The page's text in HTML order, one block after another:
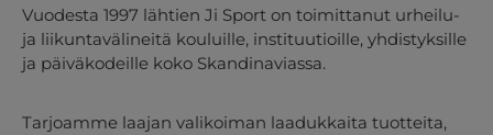
Vuodesta 1997 lähtien Ji Sport on toimittanut urheilu-
ja liikuntavälineitä kouluille, instituutioille, yhdistyksille
ja päiväkodeille koko Skandinaviassa.
Tarjoamme laajan valikoiman laadukkaita tuotteita,